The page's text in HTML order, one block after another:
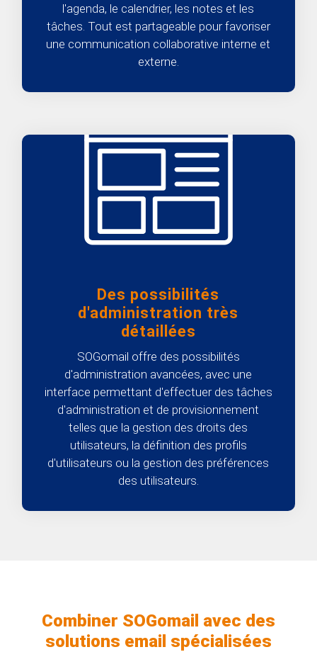
l'agenda, le calendrier, les notes et les
tâches. Tout est partageable pour favoriser
une communication collaborative interne et
externe.
Des possibilités
d'administration très
détaillées
SOGomail offre des possibilités
d'administration avancées, avec une
interface permettant d'effectuer des tâches
d'administration et de provisionnement
telles que la gestion des droits des
utilisateurs, la définition des profils
d'utilisateurs ou la gestion des préférences
des utilisateurs.
Combiner SOGomail avec des
solutions email spécialisées